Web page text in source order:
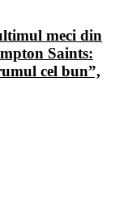
meci din
Saints:
cel bun”,